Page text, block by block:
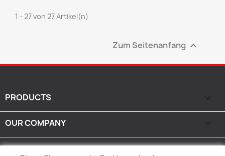
1 - 27 von 27 Artikel(n)
Zum Seitenanfang 
PRODUCTS
OUR COMPANY
IHR KONTO 